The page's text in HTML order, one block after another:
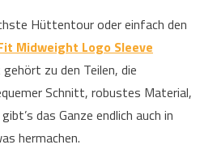
Hüttentour oder einfach den
Midweight Logo Sleeve
zu den Teilen, die
Schnitt, robustes Material,
das Ganze endlich auch in
hermachen.